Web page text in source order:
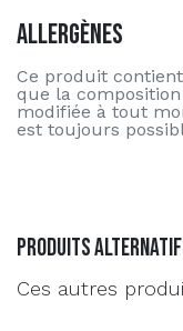
Allergènes
Ce produit
que la
modifiée à tout
est toujours
Produits
Ces autres